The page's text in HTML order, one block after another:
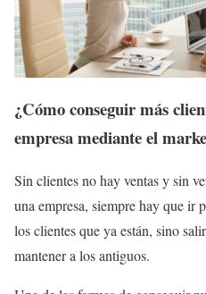
¿Cómo conseguir más
empresa mediante el
Sin clientes no hay ventas y sin
una empresa, siempre hay que ir
los clientes que ya están, sino salir
mantener a los antiguos.